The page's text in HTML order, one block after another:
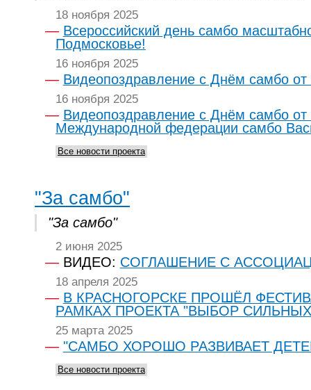
18 ноября 2025
Всероссийский день самбо
Подмосковье!
16 ноября 2025
Видеопоздравление с Днём самбо
16 ноября 2025
Видеопоздравление с Днём самбо от
Международной федерации самбо
Все новости проекта
"За самбо"
"За самбо"
2 июня 2025
ВИДЕО: СОГЛАШЕНИЕ С
18 апреля 2025
В КРАСНОГОРСКЕ ПРОШЁЛ
РАМКАХ ПРОЕКТА "ВЫБОР
25 марта 2025
️"САМБО ХОРОШО РАЗВИВАЕТ
Все новости проекта